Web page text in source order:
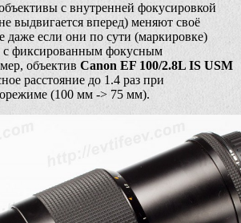
с внутренней фокусировкой
выдвигается вперед) меняют своё
даже если они по сути (маркировке)
с фиксированным фокусным
объектив Canon EF 100/2.8L IS USM
расстояние до 1.4 раз при
(100 мм -> 75 мм).